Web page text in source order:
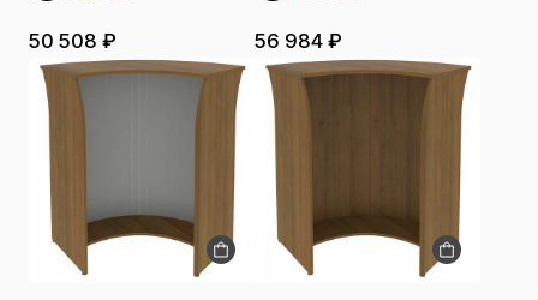
50 508 ₽ 56 984 ₽